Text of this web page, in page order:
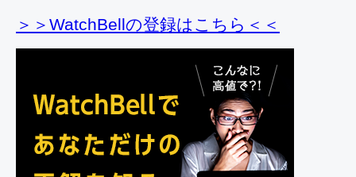
＞＞WatchBellの登録はこちら＜＜